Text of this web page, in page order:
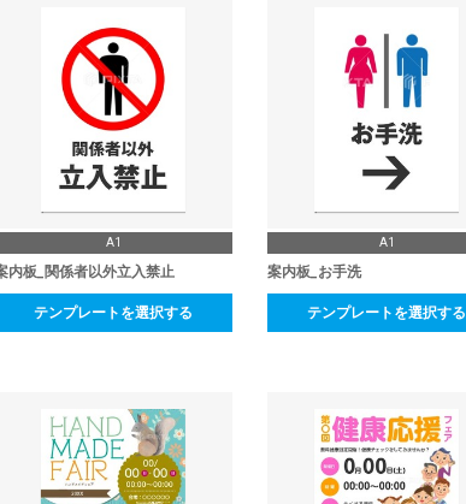
A1
内板_関係者以外立入禁止
テンプレートを選択する
A1
案内板_お手洗
テンプレートを選択する